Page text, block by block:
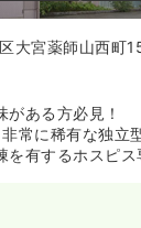
大宮薬師山西町
ある方必見！
常に稀有な独立
を有するホスピ